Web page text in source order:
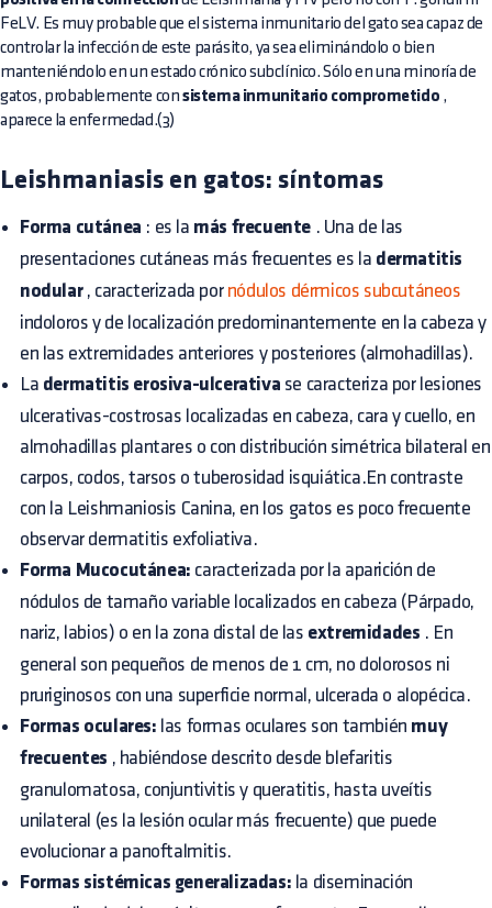
FeLV. Es muy probable que el sistema inmunitario del gato sea capaz de
controlar la infección de este parásito, ya sea eliminándolo o bien
manteniéndolo en un estado crónico subclínico. Sólo en una minoría de
gatos, probablemente consistema inmunitario comprometido ,
aparece la enfermedad.(3)
Leishmaniasis en gatos: síntomas
Forma cutánea : es la más frecuente . Una de las
presentaciones cutáneas más frecuentes es la dermatitis
nodular, caracterizada por nódulos dérmicos subcutáneos
indoloros y de localización predominantemente en la cabeza y
en las extremidades anteriores y posteriores (almohadillas).
La dermatitis erosiva-ulcerativa se caracteriza por lesiones
ulcerativas-costrosas localizadas en cabeza, cara y cuello, en
almohadillas plantares o con distribución simétrica bilateral en
carpos, codos, tarsos o tuberosidad isquiática.En contraste
con la Leishmaniosis Canina, en los gatos es poco frecuente
observar dermatitis exfoliativa.
Forma Mucocutánea: caracterizada por la aparición de
nódulos de tamaño variable localizados en cabeza (Párpado,
nariz, labios) o en la zona distal de las extremidades . En
general son pequeños de menos de 1 cm, no dolorosos ni
pruriginosos con una superficie normal, ulcerada o alopécica.
Formas oculares: las formas oculares son también muy
frecuentes , habiéndose descrito desde blefaritis
granulomatosa, conjuntivitis y queratitis, hasta uveítis
unilateral (es la lesión ocular más frecuente) que puede
evolucionar a panoftalmitis.
Formas sistémicas generalizadas: la diseminación